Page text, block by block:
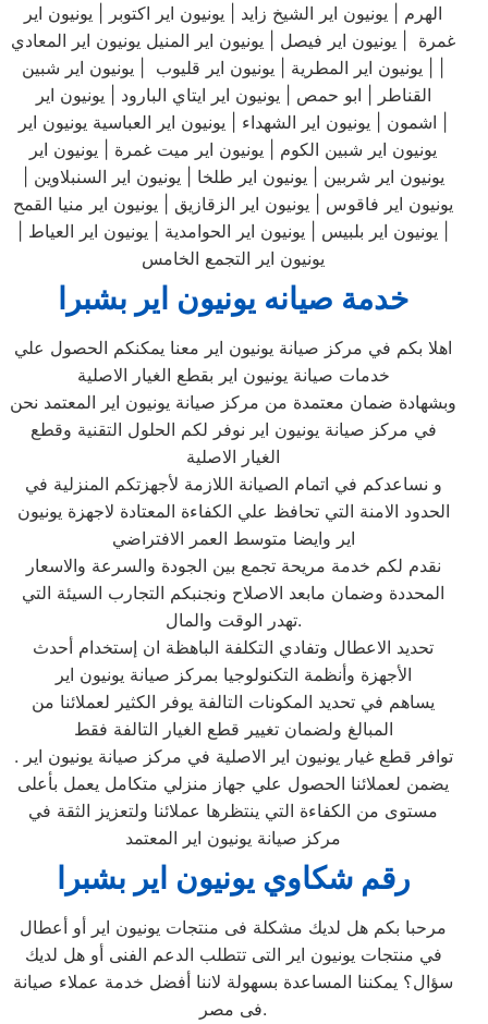
الهرم | يونيون اير الشيخ زايد | يونيون اير اكتوبر | يونيون اير
غمرة | يونيون اير فيصل | يونيون اير المنيل يونيون اير المعادي
| | يونيون اير المطرية | يونيون اير قليوب | يونيون اير شبين
القناطر | ابو حمص | يونيون اير ايتاي البارود | يونيون اير
يونيون اير شبين الكوم | يونيون اير ميت غمرة | يونيون اير
يونيون اير شربين | يونيون اير طلخا | يونيون اير السنبلاوين |
يونيون اير فاقوس | يونيون اير الزقازيق | يونيون اير منيا القمح
| يونيون اير بلبيس | يونيون اير الحوامدية | يونيون اير العياط |
يونيون اير التجمع الخامس
خدمة صيانه يونيون اير بشبرا
اهلا بكم في مركز صيانة يونيون اير معنا يمكنكم الحصول علي
خدمات صيانة يونيون اير بقطع الغيار الاصلية
وبشهادة ضمان معتمدة من مركز صيانة يونيون اير المعتمد نحن
في مركز صيانة يونيون اير نوفر لكم الحلول التقنية وقطع
الغيار الاصلية
و نساعدكم في اتمام الصيانة اللازمة لأجهزتكم المنزلية في
الحدود الامنة التي تحافظ علي الكفاءة المعتادة لاجهزة يونيون
اير وايضا متوسط العمر الافتراضي
نقدم لكم خدمة مريحة تجمع بين الجودة والسرعة والاسعار
المحددة وضمان مابعد الاصلاح ونجنبكم التجارب السيئة التي
تهدر الوقت والمال.
تحديد الاعطال وتفادي التكلفة الباهظة ان إستخدام أحدث
الأجهزة وأنظمة التكنولوجيا بمركز صيانة يونيون اير
يساهم في تحديد المكونات التالفة يوفر الكثير لعملائنا من
المبالغ ولضمان تغيير قطع الغيار التالفة فقط
توافر قطع غيار يونيون اير الاصلية في مركز صيانة يونيون اير .
يضمن لعملائنا الحصول علي جهاز منزلي متكامل يعمل بأعلى
مستوى من الكفاءة التي ينتظرها عملائنا ولتعزيز الثقة في
مركز صيانة يونيون اير المعتمد
رقم شكاوي يونيون اير بشبرا
مرحبا بكم هل لديك مشكلة فى منتجات يونيون اير أو أعطال
في منتجات يونيون اير التى تتطلب الدعم الفنى أو هل لديك
سؤال؟ يمكننا المساعدة بسهولة لاننا أفضل خدمة عملاء صيانة
فى مصر.